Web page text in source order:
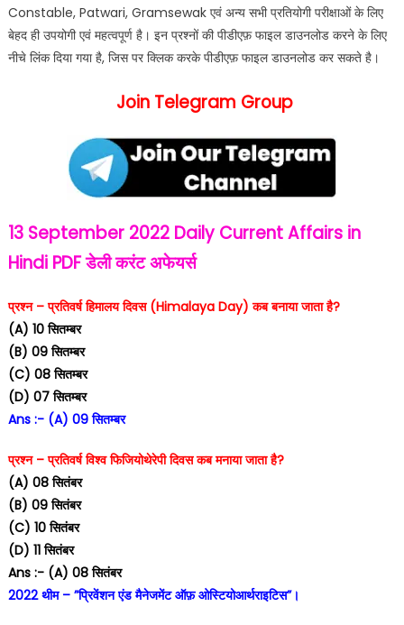
Constable, Patwari, Gramsewak एवं अन्य सभी प्रतियोगी परीक्षाओं के लिए
बेहद ही उपयोगी एवं महत्वपूर्ण है। इन प्रश्नों की पीडीएफ़ फाइल डाउनलोड करने के लिए
नीचे लिंक दिया गया है, जिस पर क्लिक करके पीडीएफ़ फाइल डाउनलोड कर सकते है।
Join Telegram Group
13 September 2022 Daily Current Affairs in
Hindi PDFडेली करंट अफेयर्स
प्रश्न – प्रतिवर्ष हिमालय दिवस (Himalaya Day) कब बनाया जाता है?
(A) 10 सितम्बर
(B) 09 सितम्बर
(C) 08 सितम्बर
(D) 07 सितम्बर
Ans :- (A) 09 सितम्बर
प्रश्न – प्रतिवर्ष विश्व फिजियोथेरेपी दिवस कब मनाया जाता है?
(A) 08 सितंबर
(B) 09 सितंबर
(C) 10 सितंबर
(D) 11 सितंबर
Ans :- (A) 08 सितंबर
2022 थीम – ”प्रिवेंशन एंड मैनेजमेंट ऑफ़ ओस्टियोआर्थराइटिस”।